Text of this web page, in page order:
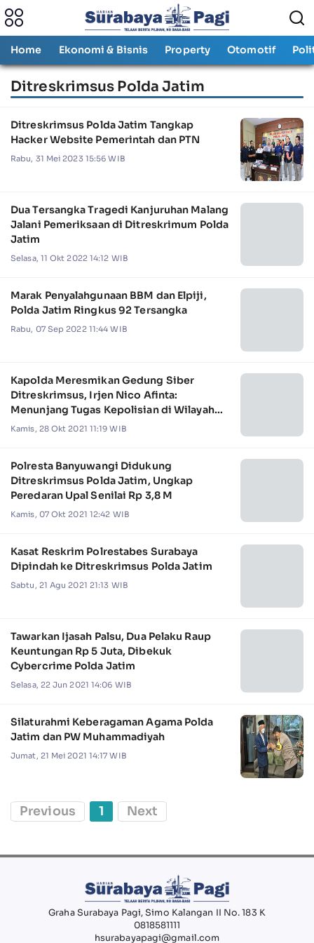
Home Ekonomi & Bisnis Property Otomotif
Ditreskrimsus Polda Jatim
Ditreskrimsus Polda Jatim Tangkap
Hacker Website Pemerintah dan PTN
Rabu, 31 Mei 2023 15:56 WIB
Dua Tersangka Tragedi Kanjuruhan Malang
Jalani Pemeriksaan di Ditreskrimum Polda
Jatim
Selasa, 11 Okt 2022 14:12 WIB
Marak Penyalahgunaan BBM dan Elpiji,
Polda Jatim Ringkus 92 Tersangka
Rabu, 07 Sep 2022 11:44 WIB
Kapolda Meresmikan Gedung Siber
Ditreskrimsus, Irjen Nico Afinta:
Menunjang Tugas Kepolisian di Wilayah
Jatim
Kamis, 28 Okt 2021 11:19 WIB
Polresta Banyuwangi Didukung
Ditreskrimsus Polda Jatim, Ungkap
Peredaran Upal Senilai Rp 3,8 M
Kamis, 07 Okt 2021 12:42 WIB
Kasat Reskrim Polrestabes Surabaya
Dipindah ke Ditreskrimsus Polda Jatim
Sabtu, 21 Agu 2021 21:13 WIB
Tawarkan Ijasah Palsu, Dua Pelaku Raup
Keuntungan Rp 5 Juta, Dibekuk
Cybercrime Polda Jatim
Selasa, 22 Jun 2021 14:06 WIB
Silaturahmi Keberagaman Agama Polda
Jatim dan PW Muhammadiyah
Jumat, 21 Mei 2021 14:17 WIB
Previous 1 Next
Graha Surabaya Pagi, Simo Kalangan II No. 183 K
0818581111
hsurabayapagi@gmail.com